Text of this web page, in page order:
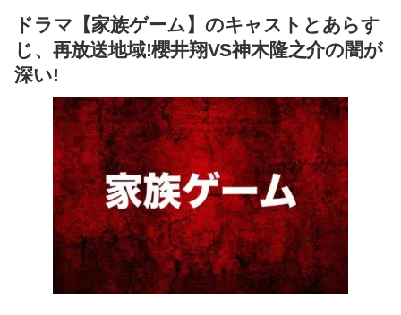
ドラマ【家族ゲーム】のキャストとあらす
じ、再放送地域!櫻井翔VS神木隆之介の闇が
深い!